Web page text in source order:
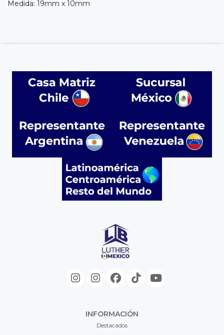
Medida: 19mm x 10mm
INFORMACIÓN
Destacados